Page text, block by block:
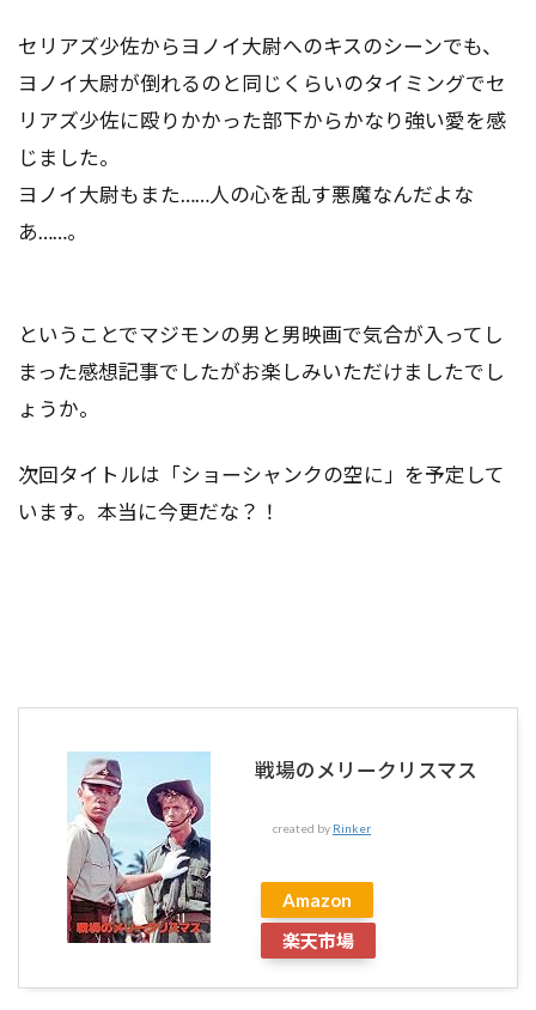
セリアズ少佐からヨノイ大尉へのキスのシーンでも、
ヨノイ大尉が倒れるのと同じくらいのタイミングでセ
リアズ少佐に殴りかかった部下からかなり強い愛を感
じました。
ヨノイ大尉もまた……人の心を乱す悪魔なんだよな
あ……。
ということでマジモンの男と男映画で気合が入ってし
まった感想記事でしたがお楽しみいただけましたでし
ょうか。
次回タイトルは「ショーシャンクの空に」を予定して
います。本当に今更だな？！
戦場のメリークリスマス
created by Rinker
Amazon
楽天市場